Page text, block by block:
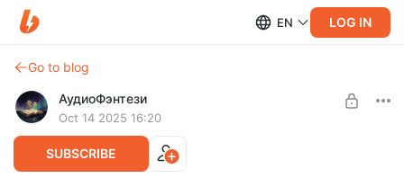
EN LOG IN
Go to blog
АудиоФэнтези
Oct 14 2025 16:20
SUBSCRIBE